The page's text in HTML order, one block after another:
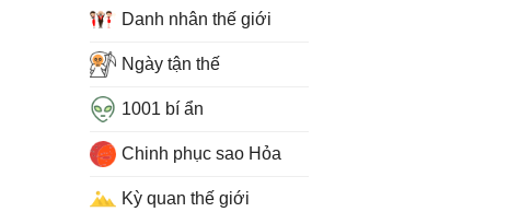
Danh nhân thế giới
Ngày tận thế
1001 bí ẩn
Chinh phục sao Hỏa
Kỳ quan thế giới